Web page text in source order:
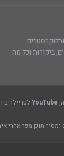
ביקורות וכל מה
YouTubeלטריילרים